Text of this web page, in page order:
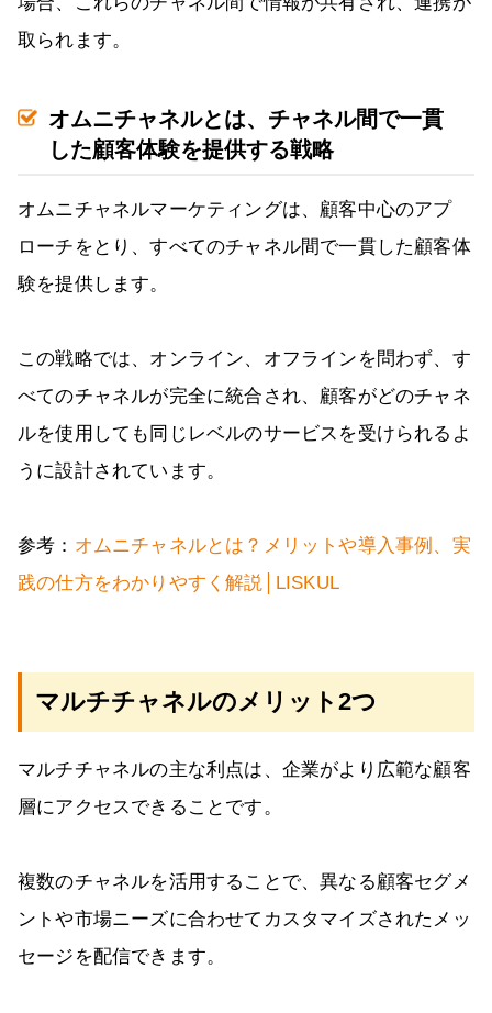
取られます。
オムニチャネルとは、チャネル間で一貫
した顧客体験を提供する戦略
オムニチャネルマーケティングは、顧客中心のアプ
ローチをとり、すべてのチャネル間で一貫した顧客体
験を提供します。
この戦略では、オンライン、オフラインを問わず、す
べてのチャネルが完全に統合され、顧客がどのチャネ
ルを使用しても同じレベルのサービスを受けられるよ
うに設計されています。
参考： オムニチャネルとは？メリットや導入事例、実
践の仕方をわかりやすく解説│LISKUL
マルチチャネルのメリット2つ
マルチチャネルの主な利点は、企業がより広範な顧客
層にアクセスできることです。
複数のチャネルを活用することで、異なる顧客セグメ
ントや市場ニーズに合わせてカスタマイズされたメッ
セージを配信できます。